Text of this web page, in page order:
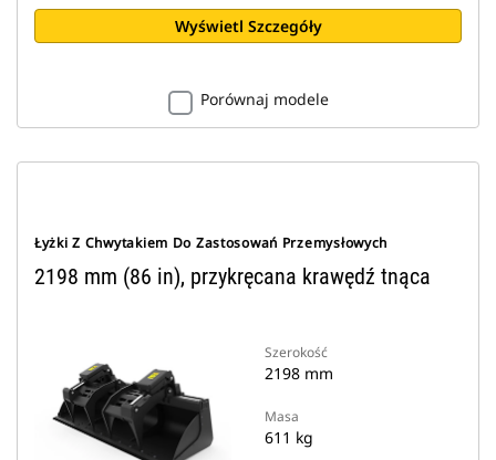
Wyświetl Szczegóły
Porównaj modele
Łyżki Z Chwytakiem Do Zastosowań Przemysłowych
2198 mm (86 in), przykręcana krawędź tnąca
Szerokość
2198 mm
Masa
611 kg